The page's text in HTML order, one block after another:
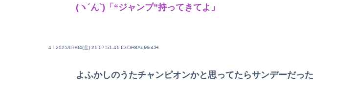
(ヽ´ん`)「“ジャンプ”持ってきてよ」
4 : 2025/07/04(金) 21:07:51.41 ID:OH8AqMmCH
よふかしのうたチャンピオンかと思ってたらサンデーだった